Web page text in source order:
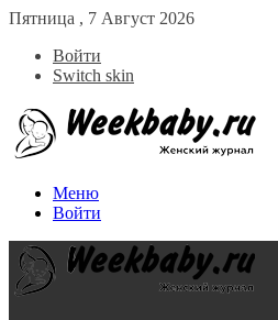
Пятница , 7 Август 2026
Войти
Switch skin
Меню
Войти